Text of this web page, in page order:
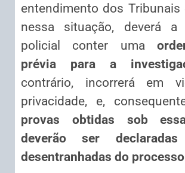
entendimento dos Tribunais
nessa situação, deverá a
policial conter uma
prévia para a
contrário, incorrerá em
privacidade, e,
provas obtidas sob
deverão ser
desentranhadas do